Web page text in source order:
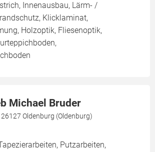
Innenausbau, Lärm- /
Klicklaminat,
Holzoptik, Fliesenoptik,
Michael Bruder
Oldenburg (Oldenburg)
Putzarbeiten,